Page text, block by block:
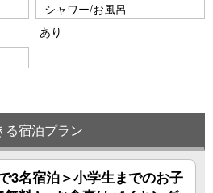
シャワー/お風呂
あり
る宿泊プラン
3名宿泊＞小学生までのお子